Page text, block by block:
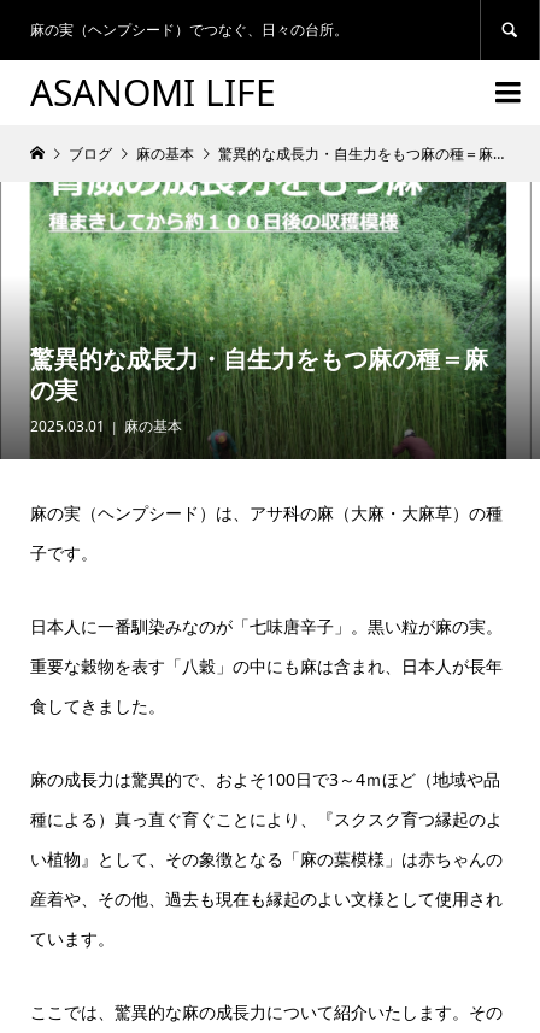
麻の実（ヘンプシード）でつなぐ、日々の台所。 
ASANOMI LIFE 
ブログ 麻の基本 驚異的な成長力・自生力をもつ麻の種＝麻の実
驚異的な成長力・自生力をもつ麻の種＝麻
の実
2025.03.01 麻の基本
麻の実（ヘンプシード）は、アサ科の麻（大麻・大麻草）の種
子です。
日本人に一番馴染みなのが「七味唐辛子」。黒い粒が麻の実。
重要な穀物を表す「八穀」の中にも麻は含まれ、日本人が長年
食してきました。
麻の成長力は驚異的で、およそ100日で3～4ｍほど（地域や品
種による）真っ直ぐ育ぐことにより、『スクスク育つ縁起のよ
い植物』として、その象徴となる「麻の葉模様」は赤ちゃんの
産着や、その他、過去も現在も縁起のよい文様として使用され
ています。
ここでは、驚異的な麻の成長力について紹介いたします。その